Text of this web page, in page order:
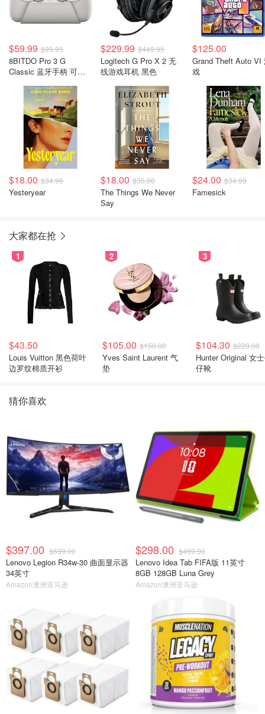
$59.99 $99.95
8BITDO Pro 3 G
Classic 蓝牙手柄 可换
$229.99 $449.95
Logitech G Pro X 2 无
线游戏耳机 黑色
$125.00
Grand Theft Auto VI
戏
$18.00 $34.99
Yesteryear
$18.00 $35.00
The Things We Never
Say
$24.00 $34.99
Famesick
大家都在抢
1
$43.50
Louis Vuitton 黑色荷叶
边罗纹棉质开衫
2
$105.00 $150.00
Yves Saint Laurent 气
垫
3
$104.30 $220.00
Hunter Original 女士牛
仔靴
猜你喜欢
$397.00 $699.00
Lenovo Legion R34w-30 曲面显示器
34英寸
Amazon澳洲亚马逊
$298.00 $499.00
Lenovo Idea Tab FIFA版 11英寸
8GB 128GB Luna Grey
Amazon澳洲亚马逊